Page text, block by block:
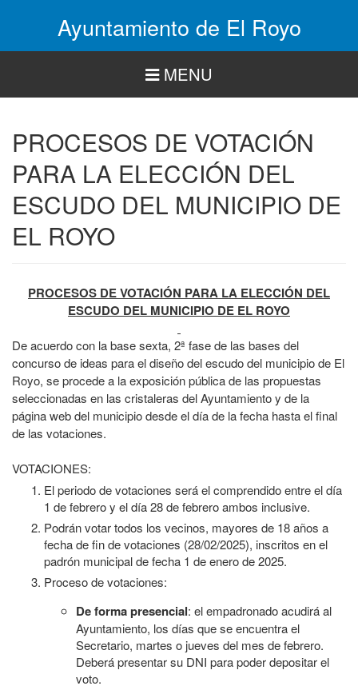
Ayuntamiento de El Royo
MENU
PROCESOS DE VOTACIÓN
PARA LA ELECCIÓN DEL
ESCUDO DEL MUNICIPIO DE
EL ROYO
PROCESOS DE VOTACIÓN PARA LA ELECCIÓN DEL
ESCUDO DEL MUNICIPIO DE EL ROYO
De acuerdo con la base sexta, 2ª fase de las bases del
concurso de ideas para el diseño del escudo del municipio de El
Royo, se procede a la exposición pública de las propuestas
seleccionadas en las cristaleras del Ayuntamiento y de la
página web del municipio desde el día de la fecha hasta el final
de las votaciones.
VOTACIONES:
El periodo de votaciones será el comprendido entre el día
1 de febrero y el día 28 de febrero ambos inclusive.
Podrán votar todos los vecinos, mayores de 18 años a
fecha de fin de votaciones (28/02/2025), inscritos en el
padrón municipal de fecha 1 de enero de 2025.
Proceso de votaciones:
De forma presencial: el empadronado acudirá al
Ayuntamiento, los días que se encuentra el
Secretario, martes o jueves del mes de febrero.
Deberá presentar su DNI para poder depositar el
voto.